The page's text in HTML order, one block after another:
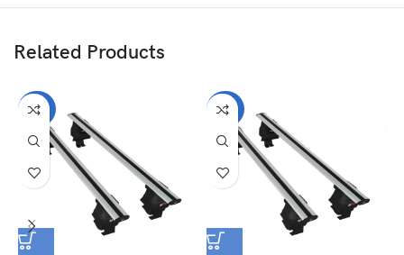
Related Products
-20% -20%